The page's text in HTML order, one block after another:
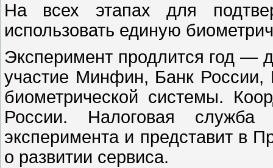
На всех этапах для
использовать единую
Эксперимент продлится год —
участие Минфин, Банк России,
биометрической системы.
России. Налоговая служба
эксперимента и представит в
о развитии сервиса.